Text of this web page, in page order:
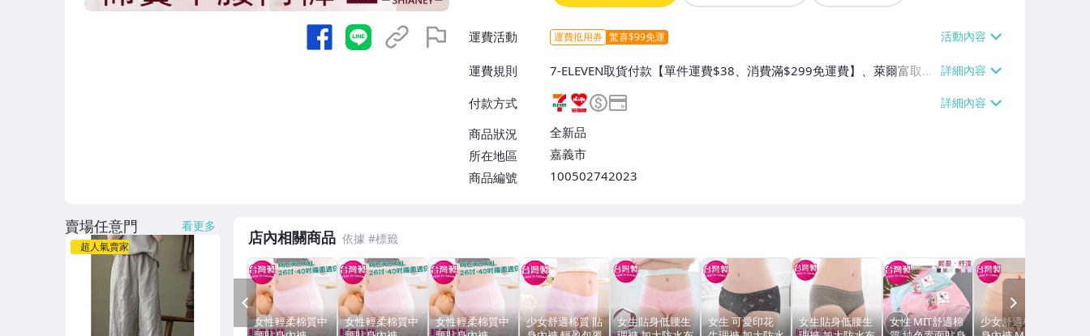
運費活動 運費抵用券 驚喜$99免運
運費規則
7-ELEVEN取貨付款【單件運費$38、消費滿$299免運費】、萊爾富取貨
付款【單件運費$60、消費滿$299免運費】、宅配/貨運【單件運費$6
0、消費滿$299免運費】、郵局掛號【單件運費$60、消費滿$299免運
費】、離島配送【單件運費$100、消費滿$299免運費】
付款方式
商品狀況
全新品
所在地區
嘉義市
商品編號
100502742023
店內相關商品
女性輕柔棉質中
女性輕柔棉質中
女性輕柔棉質中
少女舒適棉質 貼
女生貼身低腰生
女生 可愛印花
女生貼身低腰生
女性 MIT舒適棉
少女舒適棉質貼
PREV
賣場任意門 看更多
超人氣賣家